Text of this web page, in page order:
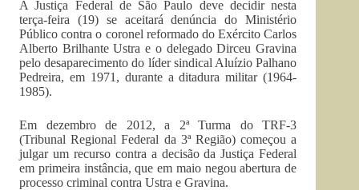
A Justiça Federal de São Paulo deve decidir nesta
terça-feira (19) se aceitará denúncia do Ministério
Público contra o coronel reformado do Exército Carlos
Alberto Brilhante Ustra e o delegado Dirceu Gravina
pelo desaparecimento do líder sindical Aluízio Palhano
Pedreira, em 1971, durante a ditadura militar (1964-
1985).
Em dezembro de 2012, a 2ª Turma do TRF-3
(Tribunal Regional Federal da 3ª Região) começou a
julgar um recurso contra a decisão da Justiça Federal
em primeira instância, que em maio negou abertura de
processo criminal contra Ustra e Gravina.